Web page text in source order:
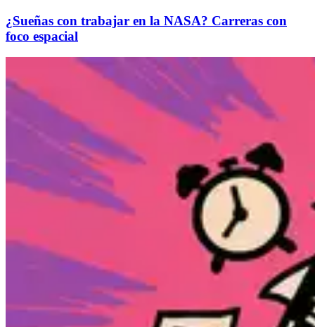
¿Sueñas con trabajar en la NASA? Carreras con
foco espacial